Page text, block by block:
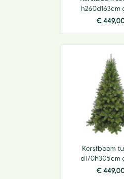
h260d163cm
€ 449,
Kerstboom
d170h305cm
€ 449,